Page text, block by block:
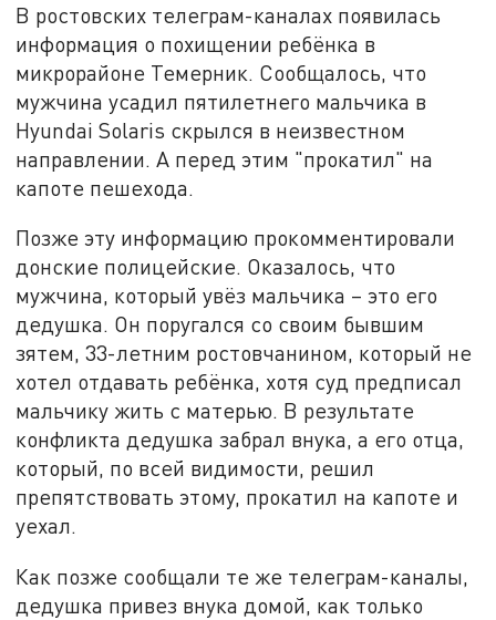
В ростовских телеграм-каналах появилась
информация о похищении ребёнка в
микрорайоне Темерник. Сообщалось, что
мужчина усадил пятилетнего мальчика в
Hyundai Solaris скрылся в неизвестном
направлении. А перед этим "прокатил" на
капоте пешехода.
Позже эту информацию прокомментировали
донские полицейские. Оказалось, что
мужчина, который увёз мальчика – это его
дедушка. Он поругался со своим бывшим
зятем, 33-летним ростовчанином, который не
хотел отдавать ребёнка, хотя суд предписал
мальчику жить с матерью. В результате
конфликта дедушка забрал внука, а его отца,
который, по всей видимости, решил
препятствовать этому, прокатил на капоте и
уехал.
Как позже сообщали те же телеграм-каналы,
дедушка привез внука домой, как только